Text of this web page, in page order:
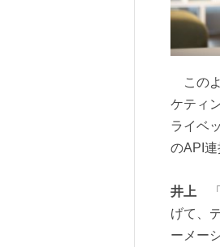
このよ
ケティ
ライベ
のAPI連
井上 「
げて、
ーメー